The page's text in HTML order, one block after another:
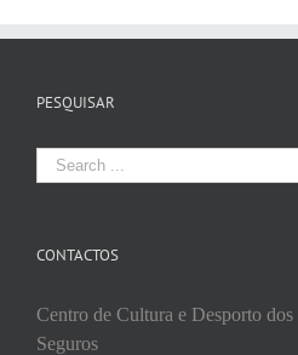
PESQUISAR
Search
for:
CONTACTOS
Centro de Cultura e Desporto
Seguros